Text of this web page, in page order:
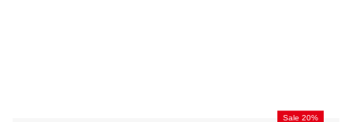
Sale 20%